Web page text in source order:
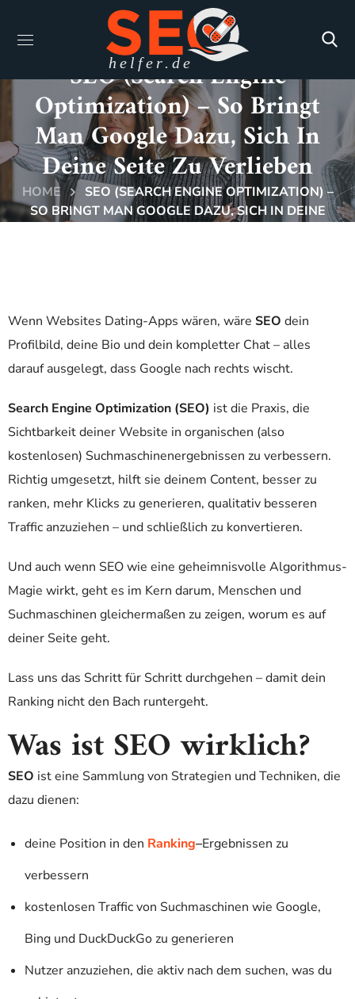
SEO (Search Engine
Optimization) – So Bringt
Man Google Dazu, Sich In
Deine Seite Zu Verlieben
HOME
SEO (SEARCH ENGINE OPTIMIZATION) –
SO BRINGT MAN GOOGLE DAZU, SICH IN DEINE
Wenn Websites Dating-Apps wären, wäre SEO dein
Profilbild, deine Bio und dein kompletter Chat – alles
darauf ausgelegt, dass Google nach rechts wischt.
Search Engine Optimization (SEO) ist die Praxis, die
Sichtbarkeit deiner Website in organischen (also
kostenlosen) Suchmaschinenergebnissen zu verbessern.
Richtig umgesetzt, hilft sie deinem Content, besser zu
ranken, mehr Klicks zu generieren, qualitativ besseren
Traffic anzuziehen – und schließlich zu konvertieren.
Und auch wenn SEO wie eine geheimnisvolle Algorithmus-
Magie wirkt, geht es im Kern darum, Menschen und
Suchmaschinen gleichermaßen zu zeigen, worum es auf
deiner Seite geht.
Lass uns das Schritt für Schritt durchgehen – damit dein
Ranking nicht den Bach runtergeht.
Was ist SEO wirklich?
SEO ist eine Sammlung von Strategien und Techniken, die
dazu dienen:
deine Position in den Ranking–Ergebnissen zu
verbessern
kostenlosen Traffic von Suchmaschinen wie Google,
Bing und DuckDuckGo zu generieren
Nutzer anzuziehen, die aktiv nach dem suchen, was du